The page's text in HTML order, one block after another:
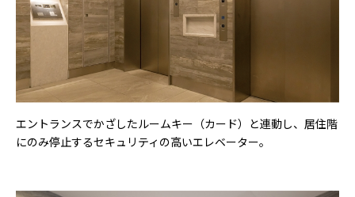
エントランスでかざしたルームキー（カード）と連動し、居住階
にのみ停止するセキュリティの高いエレベーター。